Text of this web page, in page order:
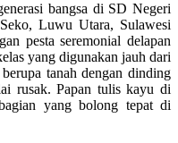
bangsa di SD Negeri
Luwu Utara, Sulawesi
pesta seremonial delapan
yang digunakan jauh dari
tanah dengan dinding
rusak. Papan tulis kayu di
yang bolong tepat di